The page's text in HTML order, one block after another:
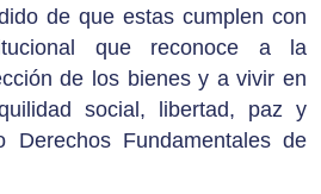
de que estas cumplen con
que reconoce a la
de los bienes y a vivir en
social, libertad, paz y
Derechos Fundamentales de